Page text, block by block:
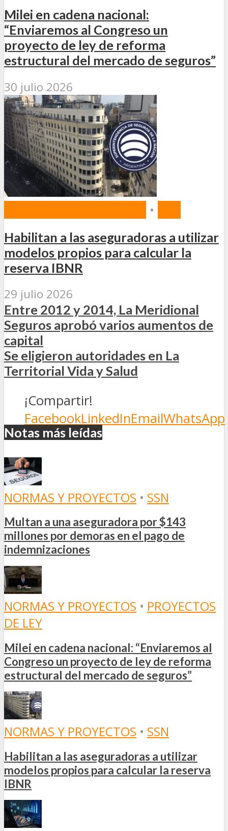
Milei en cadena nacional:
“Enviaremos al Congreso un
proyecto de ley de reforma
estructural del mercado de seguros”
30 julio 2026
•
Habilitan a las aseguradoras a utilizar
modelos propios para calcular la
reserva IBNR
29 julio 2026
Entre 2012 y 2014, La Meridional
Seguros aprobó varios aumentos de
capital
Se eligieron autoridades en La
Territorial Vida y Salud
¡Compartir!
FacebookLinkedInEmailWhatsApp
Notas más leídas
NORMAS Y PROYECTOS • SSN
Multan a una aseguradora por $143
millones por demoras en el pago de
indemnizaciones
NORMAS Y PROYECTOS • PROYECTOS
DE LEY
Milei en cadena nacional: “Enviaremos al
Congreso un proyecto de ley de reforma
estructural del mercado de seguros”
NORMAS Y PROYECTOS • SSN
Habilitan a las aseguradoras a utilizar
modelos propios para calcular la reserva
IBNR